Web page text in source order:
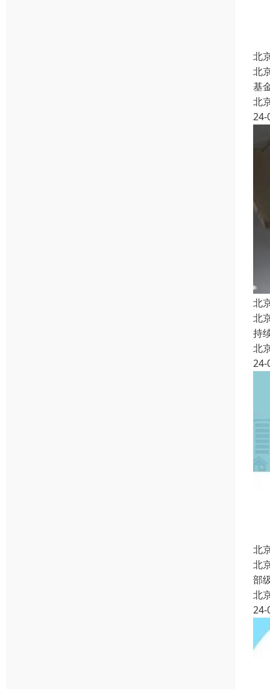
北
北
基
北
24-
北
北
持
北
24-
北
北
部
北
24-